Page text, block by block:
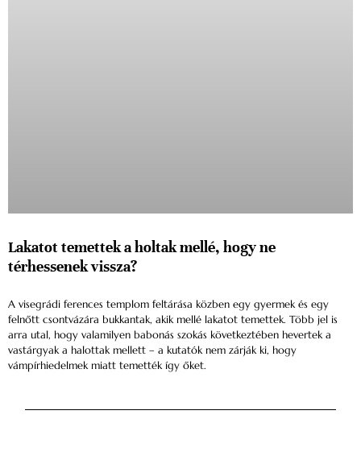
Lakatot temettek a holtak mellé, hogy ne
térhessenek vissza?
A visegrádi ferences templom feltárása közben egy gyermek és egy
felnőtt csontvázára bukkantak, akik mellé lakatot temettek. Több jel is
arra utal, hogy valamilyen babonás szokás következtében hevertek a
vastárgyak a halottak mellett – a kutatók nem zárják ki, hogy
vámpírhiedelmek miatt temették így őket.